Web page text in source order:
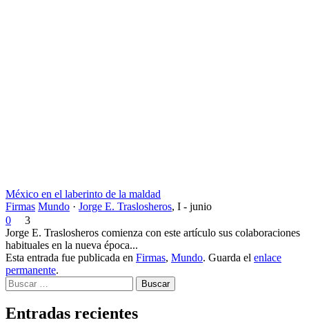
México en el laberinto de la maldad
Firmas Mundo · Jorge E. Traslosheros, I - junio
0
3
Jorge E. Traslosheros comienza con este artículo sus colaboraciones
habituales en la nueva época...
Esta entrada fue publicada en Firmas, Mundo. Guarda el enlace
permanente.
Buscar
Entradas recientes